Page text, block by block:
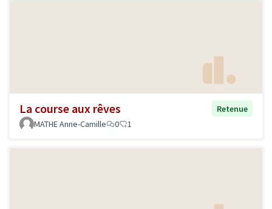
La course aux rêves
Retenue
MATHE Anne-Camille
0 1